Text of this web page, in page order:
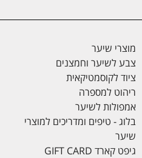
מוצרי שיער
צבע לשיער וחמצנים
ציוד לקוסמטיקאית
ריהוט למספרה
אמפולות לשיער
בלוג - טיפים ומדריכים למוצרי
שיער
גיפט קארד GIFT CARD